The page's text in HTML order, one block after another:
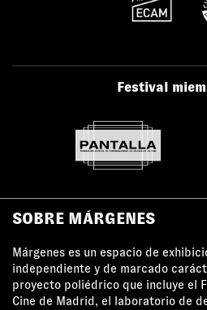
Festival
SOBRE MÁRGENES
Márgenes es un espacio de
independiente y de marcado
proyecto poliédrico que incluye el
Cine de Madrid, el laboratorio de